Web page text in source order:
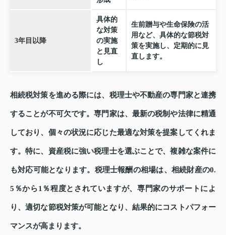
3年目以降
具体的
な対策
の実施
と見直
し
生前贈与や生命保険の活
用など、具体的な節税対
策を実施し、定期的に見
直します。
相続税対策を進める際には、税理士や不動産の専門家と連携
することが不可欠です。専門家は、最新の税制や法律に精通
しており、個々の状況に応じた最適な対策を提案してくれま
す。特に、資産税に強い税理士を選ぶことで、複雑な案件に
も対応可能となります。税理士報酬の相場は、相続財産の0.
5％から1％程度とされていますが、専門家のサポートによ
り、適切な節税対策が可能となり、結果的にコストパフォー
マンスが高まります。